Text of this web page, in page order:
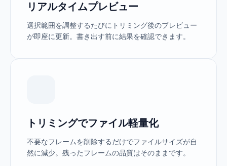
リアルタイムプレビュー
選択範囲を調整するたびにトリミング後のプレビュー
が即座に更新。書き出す前に結果を確認できます。
トリミングでファイル軽量化
不要なフレームを削除するだけでファイルサイズが自
然に減少。残ったフレームの品質はそのままです。